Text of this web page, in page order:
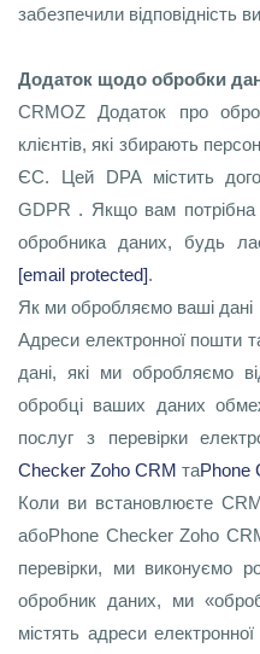
забезпечили відповідність
Додаток щодо обробки
CRMOZ Додаток про
клієнтів, які збирають
ЄС. Цей DPA містить
GDPR . Якщо вам потрібна
обробника даних, будь
[email protected].
Як ми обробляємо ваші дані
Адреси електронної пошти
дані, які ми обробляємо
обробці ваших даних
послуг з перевірки
Checker Zoho CRM таPhone
Коли ви встановлюєте
абоPhone Checker Zoho
перевірки, ми виконуємо
обробник даних, ми
містять адреси